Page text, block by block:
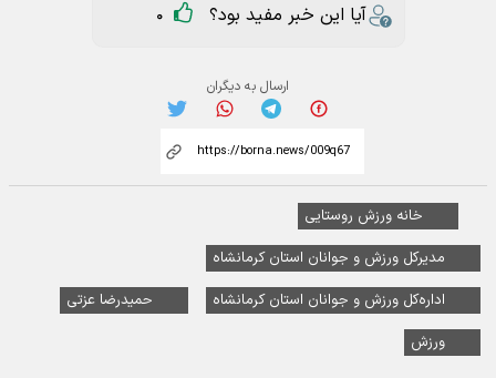
آیا این خبر مفید بود؟ 0
ارسال به دیگران
خانه ورزش روستایی
مدیرکل ورزش و جوانان استان کرمانشاه
اداره‌کل ورزش و جوانان استان کرمانشاه
حمیدرضا عزتی
ورزش